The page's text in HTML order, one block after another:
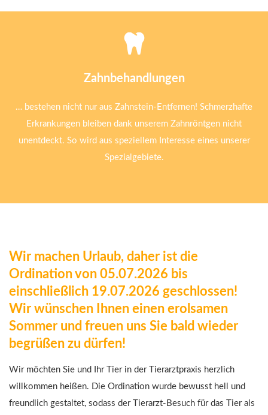
Zahnbehandlungen
… bestehen nicht nur aus Zahnstein-Entfernen! Schmerzhafte
Erkrankungen bleiben dank unserem Zahnröntgen nicht
unentdeckt. So wird aus speziellem Interesse eines unserer
Spezialgebiete.
Wir machen Urlaub, daher ist die
Ordination von 05.07.2026 bis
einschließlich 19.07.2026 geschlossen!
Wir wünschen Ihnen einen erolsamen
Sommer und freuen uns Sie bald wieder
begrüßen zu dürfen!
Wir möchten Sie und Ihr Tier in der Tierarztpraxis herzlich
willkommen heißen. Die Ordination wurde bewusst hell und
freundlich gestaltet, sodass der Tierarzt-Besuch für das Tier als